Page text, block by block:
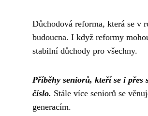
Důchodová reforma, která se v
budoucna. I když reformy
stabilní důchody pro všechny.
Příběhy seniorů, kteří se i přes
číslo. Stále více seniorů se
generacím.